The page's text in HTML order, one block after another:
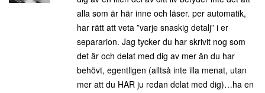
alla som är här inne och läser. per automatik,
har rätt att veta ”varje snaskig detalj” i er
separarion. Jag tycker du har skrivit nog som
det är och delat med dig av mer än du har
behövt, egentligen (alltså inte illa menat, utan
mer att du HAR ju redan delat med dig)…ha en